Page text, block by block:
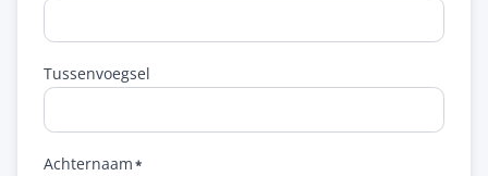
Tussenvoegsel
Achternaam